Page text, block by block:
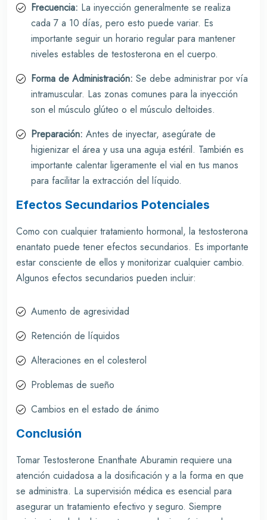
Frecuencia: La inyección generalmente se realiza
cada 7 a 10 días, pero esto puede variar. Es
importante seguir un horario regular para mantener
niveles estables de testosterona en el cuerpo.
Forma de Administración: Se debe administrar por vía
intramuscular. Las zonas comunes para la inyección
son el músculo glúteo o el músculo deltoides.
Preparación: Antes de inyectar, asegúrate de
higienizar el área y usa una aguja estéril. También es
importante calentar ligeramente el vial en tus manos
para facilitar la extracción del líquido.
Efectos Secundarios Potenciales
Como con cualquier tratamiento hormonal, la testosterona
enantato puede tener efectos secundarios. Es importante
estar consciente de ellos y monitorizar cualquier cambio.
Algunos efectos secundarios pueden incluir:
Aumento de agresividad
Retención de líquidos
Alteraciones en el colesterol
Problemas de sueño
Cambios en el estado de ánimo
Conclusión
Tomar Testosterone Enanthate Aburamin requiere una
atención cuidadosa a la dosificación y a la forma en que
se administra. La supervisión médica es esencial para
asegurar un tratamiento efectivo y seguro. Siempre